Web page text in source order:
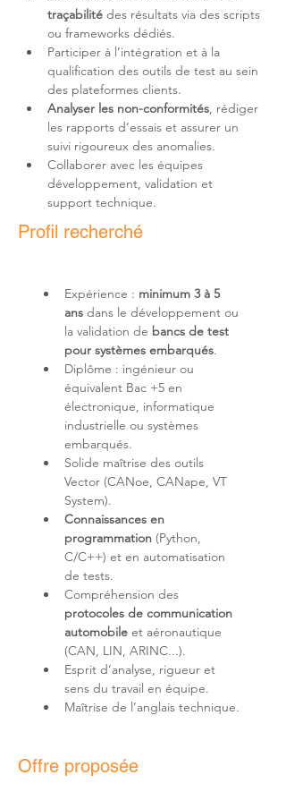
traçabilité des résultats via des scripts
ou frameworks dédiés.
Participer à l’intégration et à la
qualification des outils de test au sein
des plateformes clients.
Analyser les non-conformités, rédiger
les rapports d’essais et assurer un
suivi rigoureux des anomalies.
Collaborer avec les équipes
développement, validation et
support technique.
Profil recherché
Expérience : minimum 3 à 5
ans dans le développement ou
la validation de bancs de test
pour systèmes embarqués.
Diplôme : ingénieur ou
équivalent Bac +5 en
électronique, informatique
industrielle ou systèmes
embarqués.
Solide maîtrise des outils
Vector (CANoe, CANape, VT
System).
Connaissances en
programmation (Python,
C/C++) et en automatisation
de tests.
Compréhension des
protocoles de communication
automobile et aéronautique
(CAN, LIN, ARINC...).
Esprit d’analyse, rigueur et
sens du travail en équipe.
Maîtrise de l’anglais technique.
Offre proposée